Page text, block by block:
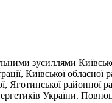
зусиллями
Київської
Яготинської районної
України.